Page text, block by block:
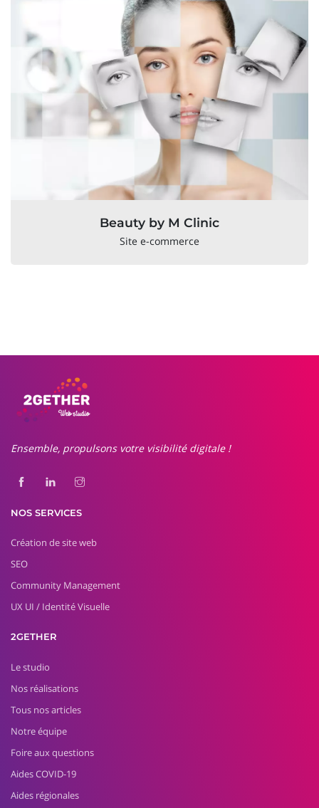
Beauty by M Clinic
Site e-commerce
Ensemble, propulsons votre visibilité digitale !
NOS SERVICES
Création de site web
SEO
Community Management
UX UI / Identité Visuelle
2GETHER
Le studio
Nos réalisations
Tous nos articles
Notre équipe
Foire aux questions
Aides COVID-19
Aides régionales